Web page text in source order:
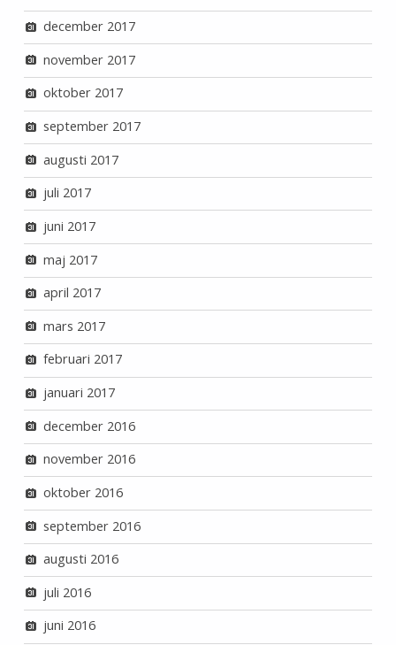
december 2017
november 2017
oktober 2017
september 2017
augusti 2017
juli 2017
juni 2017
maj 2017
april 2017
mars 2017
februari 2017
januari 2017
december 2016
november 2016
oktober 2016
september 2016
augusti 2016
juli 2016
juni 2016